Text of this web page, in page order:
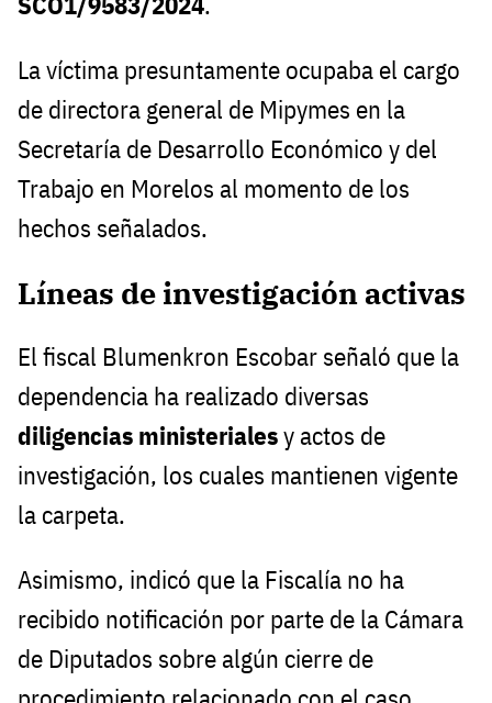
La víctima presuntamente ocupaba el cargo
de directora general de Mipymes en la
Secretaría de Desarrollo Económico y del
Trabajo en Morelos al momento de los
hechos señalados.
Líneas de investigación activas
El fiscal Blumenkron Escobar señaló que la
dependencia ha realizado diversas
diligencias ministerialesy actos de
investigación, los cuales mantienen vigente
la carpeta.
Asimismo, indicó que la Fiscalía no ha
recibido notificación por parte de la Cámara
de Diputados sobre algún cierre de